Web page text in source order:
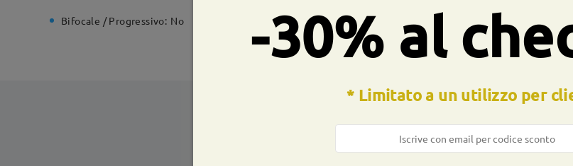
Bifocale / Progressivo: No Cerniera a molla: No Materiale:
CONSEGNA
-30% al
* Limitato a un utilizzo per